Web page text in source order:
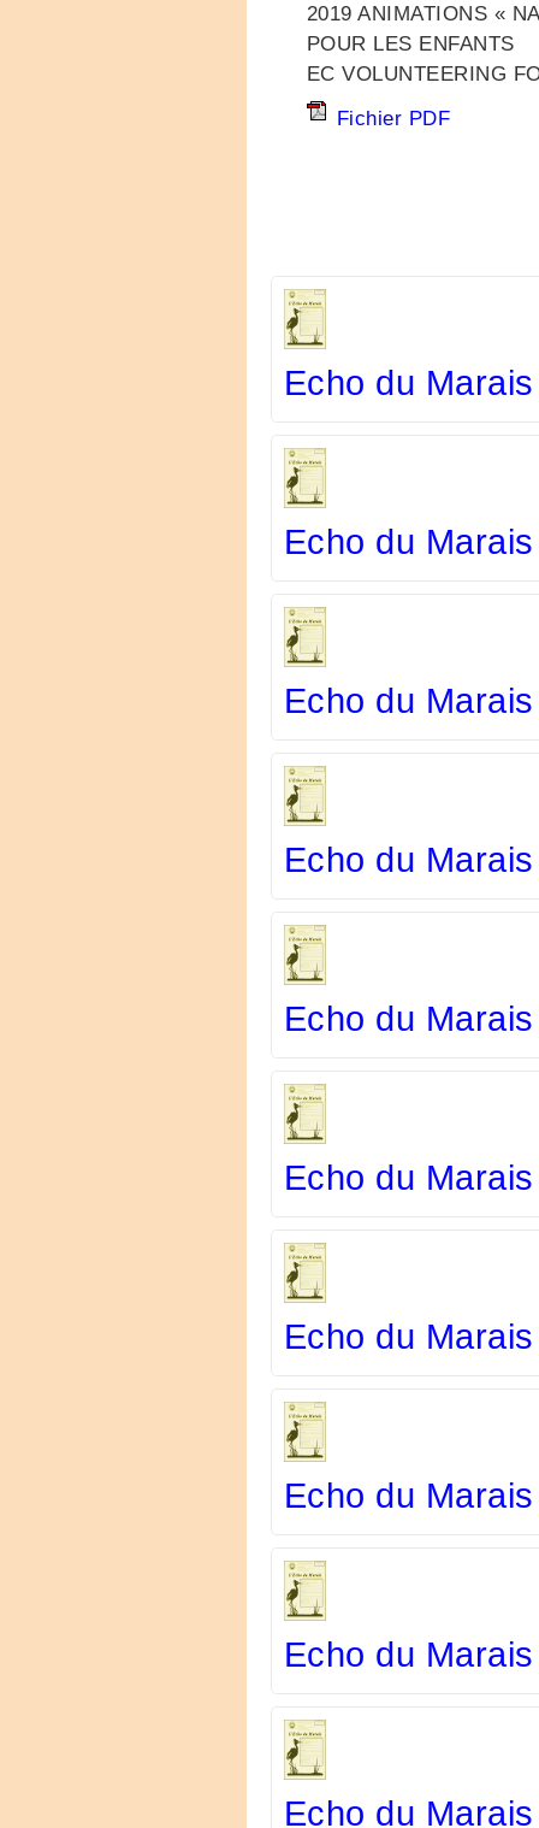
2019 ANIMATIONS «
POUR LES ENFANTS
EC VOLUNTEERING
Fichier PDF
Echo du
Echo du
Echo du
Echo du
Echo du
Echo du
Echo du
Echo du
Echo du
Echo du